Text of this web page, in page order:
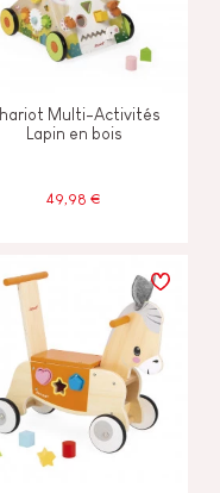
Multi-Activités
Lapin en bois
49,98 €